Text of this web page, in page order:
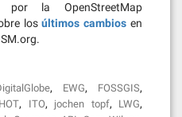
por la OpenStreetMap
losúltimos cambios en
, EWG, FOSSGIS,
HOT, ITO, jochen topf, LWG,